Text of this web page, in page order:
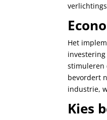
Het
stimuleren
bevordert
industrie,
Kies